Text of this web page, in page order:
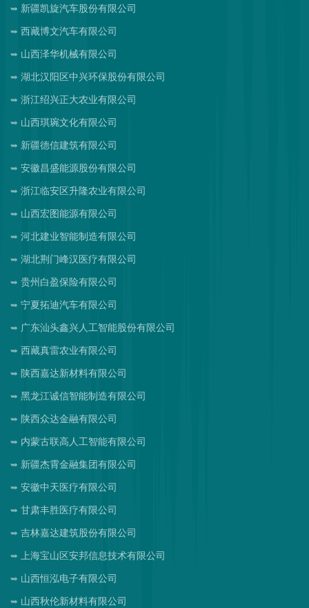
新疆凯旋汽车股份有限公司
西藏博文汽车有限公司
山西泽华机械有限公司
湖北汉阳区中兴环保股份有限公司
浙江绍兴正大农业有限公司
山西琪琬文化有限公司
新疆德信建筑有限公司
安徽昌盛能源股份有限公司
浙江临安区升隆农业有限公司
山西宏图能源有限公司
河北建业智能制造有限公司
湖北荆门峰汉医疗有限公司
贵州白盈保险有限公司
宁夏拓迪汽车有限公司
广东汕头鑫兴人工智能股份有限公司
西藏真雷农业有限公司
陕西嘉达新材料有限公司
黑龙江诚信智能制造有限公司
陕西众达金融有限公司
内蒙古联高人工智能有限公司
新疆杰霄金融集团有限公司
安徽中天医疗有限公司
甘肃丰胜医疗有限公司
吉林嘉达建筑股份有限公司
上海宝山区安邦信息技术有限公司
山西恒泓电子有限公司
山西秋伦新材料有限公司